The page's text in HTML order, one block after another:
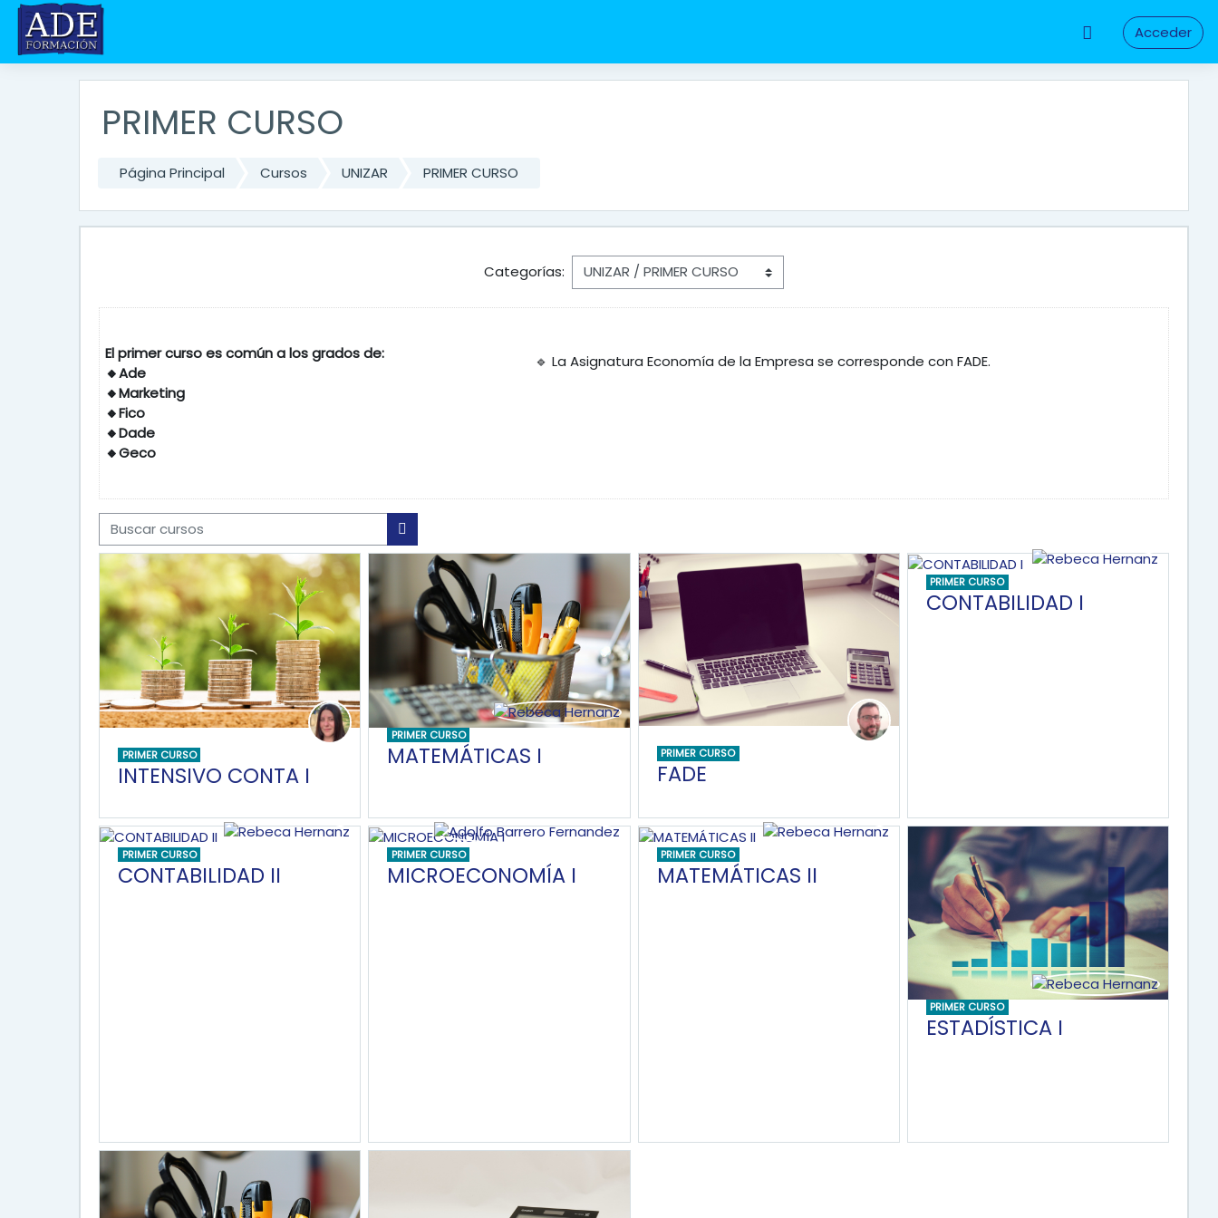
Acceder
Salta al contenido principal
PRIMER CURSO
Página Principal Cursos UNIZAR PRIMER CURSO
Categorías:
El primer curso es común a los grados de:
🔸Ade
🔸Marketing
🔸Fico
🔸Dade
🔸Geco
🔹 La Asignatura Economía de la Empresa se corresponde con FADE.
Buscar cursos
Buscar cursos
PRIMER CURSO
INTENSIVO CONTA I
PRIMER CURSO
MATEMÁTICAS I PRIMER CURSO
FADE
PRIMER CURSO
CONTABILIDAD I
PRIMER CURSO
CONTABILIDAD II
PRIMER CURSO
MICROECONOMÍA I
PRIMER CURSO
MATEMÁTICAS II
PRIMER CURSO
ESTADÍSTICA I